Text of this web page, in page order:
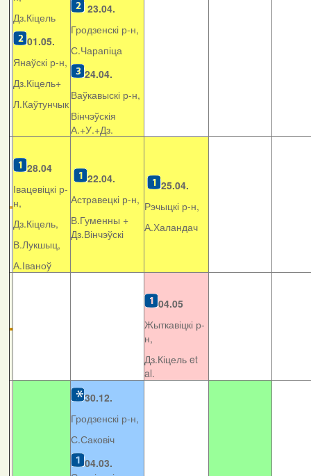
Дз.Кіцель
01.05.
Янаўскі р-н,
Дз.Кіцель+
Л.Каўтунчык
23.04.
Гродзенскі р-н,
С.Чарапіца
24.04.
Ваўкавыскі р-н,
Вінчэўскія
А.+У.+Дз.
28.04
Івацевіцкі р-
н,
Дз.Кіцель,
В.Лукшыц,
А.Іваноў
22.04.
Астравецкі р-н,
В.Гуменны +
Дз.Вінчэўскі
25.04.
Рэчыцкі р-н,
А.Халандач
04.05
Жыткавіцкі р-
н,
Дз.Кіцель et
al.
30.12.
Гродзенскі р-н,
С.Саковіч
04.03.